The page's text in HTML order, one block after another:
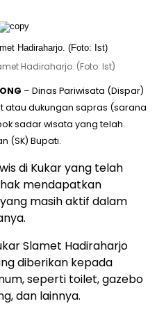
Hadiraharjo. (Foto: Ist)
– Dinas Pariwisata (Dispar)
atau dukungan sapras (sarana
sadar wisata yang telah
(SK) Bupati.
di Kukar yang telah
mendapatkan
masih aktif dalam
Slamet Hadiraharjo
diberikan kepada
seperti toilet, gazebo
dan lainnya.